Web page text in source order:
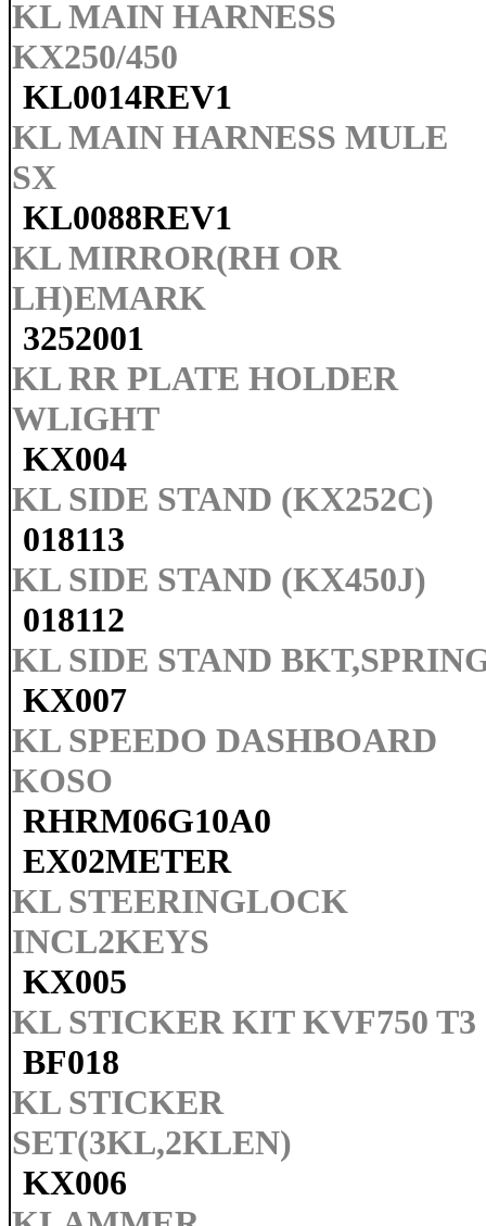
KL MAIN HARNESS
KX250/450
KL0014REV1
KL MAIN HARNESS MULE
SX
KL0088REV1
KL MIRROR(RH OR
LH)EMARK
3252001
KL RR PLATE HOLDER
WLIGHT
KX004
KL SIDE STAND (KX252C)
018113
KL SIDE STAND (KX450J)
018112
KL SIDE STAND
KX007
KL SPEEDO DASHBOARD
KOSO
RHRM06G10A0
EX02METER
KL STEERINGLOCK
INCL2KEYS
KX005
KL STICKER KIT KVF750 T3
BF018
KL STICKER
SET(3KL,2KLEN)
KX006